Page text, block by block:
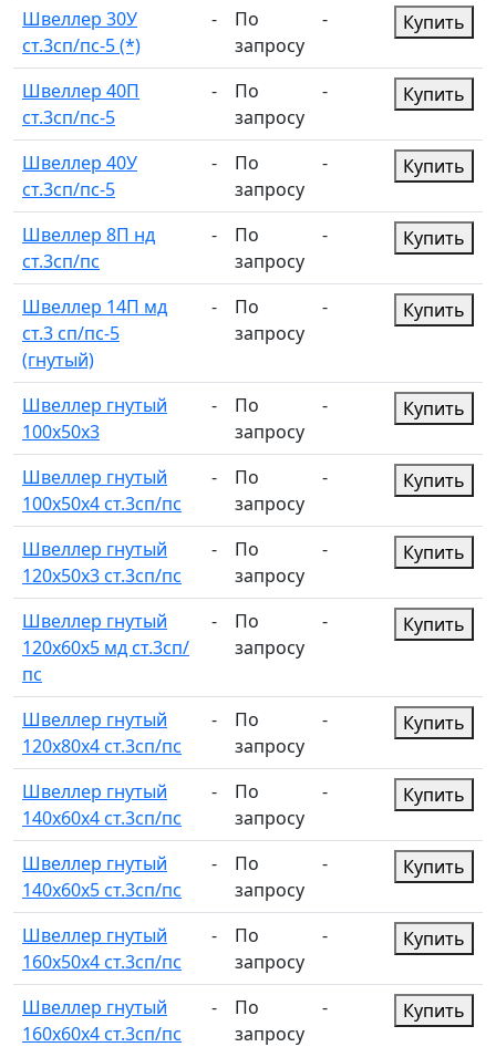
Швеллер 30У
ст.3сп/пс-5 (*)
-
По
запросу
- Купить
Швеллер 40П
ст.3сп/пс-5
-
По
запросу
- Купить
Швеллер 40У
ст.3сп/пс-5
-
По
запросу
- Купить
Швеллер 8П нд
ст.3сп/пс
-
По
запросу
- Купить
Швеллер 14П мд
ст.3 сп/пс-5
(гнутый)
-
По
запросу
- Купить
Швеллер гнутый
100х50х3
-
По
запросу
- Купить
Швеллер гнутый
100х50х4 ст.3сп/пс
-
По
запросу
- Купить
Швеллер гнутый
120х50х3 ст.3сп/пс
-
По
запросу
- Купить
Швеллер гнутый
120х60х5 мд ст.3сп/
пс
-
По
запросу
- Купить
Швеллер гнутый
120х80х4 ст.3сп/пс
-
По
запросу
- Купить
Швеллер гнутый
140х60х4 ст.3сп/пс
-
По
запросу
- Купить
Швеллер гнутый
140х60х5 ст.3сп/пс
-
По
запросу
- Купить
Швеллер гнутый
160х50х4 ст.3сп/пс
-
По
запросу
- Купить
Швеллер гнутый
160х60х4 ст.3сп/пс
-
По
запросу
- Купить